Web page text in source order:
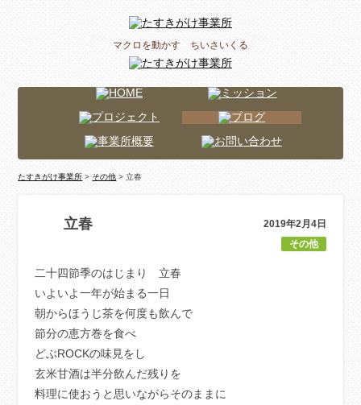
マクロを動かす ちいさいくる
たすきがけ事業所 > その他 > 立春
立春
2019年2月4日
その他
二十四節季のはじまり 立春
いよいよ一年が始まる一日
朝からほうじ茶を何度も飲んで
節分の恵方巻を食べ
どぶROCKの味見をし
玄米甘酒は半分飲んだ残りを
料理に使おうと思いながらそのままに